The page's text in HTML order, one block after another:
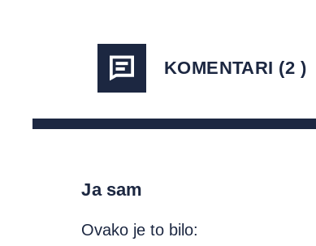
KOMENTARI (2 )
Ja sam
Ovako je to bilo: